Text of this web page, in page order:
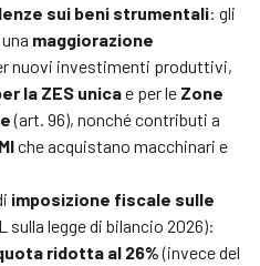
sui beni strumentali: gli
maggiorazione
nuovi investimenti produttivi,
la ZES unicae per le Zone
(art. 96), nonché contributi a
che acquistano macchinari e
imposizione fiscale sulle
sulla legge di bilancio 2026):
ridotta al 26%(invece del